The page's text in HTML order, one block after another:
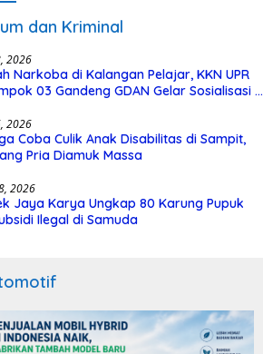
dan Kriminal
2026
Narkoba di Kalangan Pelajar, KKN UPR
03 Gandeng GDAN Gelar Sosialisasi di
2026
Coba Culik Anak Disabilitas di Sampit,
Pria Diamuk Massa
2026
Jaya Karya Ungkap 80 Karung Pupuk
Ilegal di Samuda